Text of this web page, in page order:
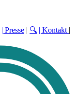
| Presse | 🔍 | Kontakt |